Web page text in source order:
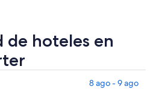
de hoteles en
8 ago - 9 ago